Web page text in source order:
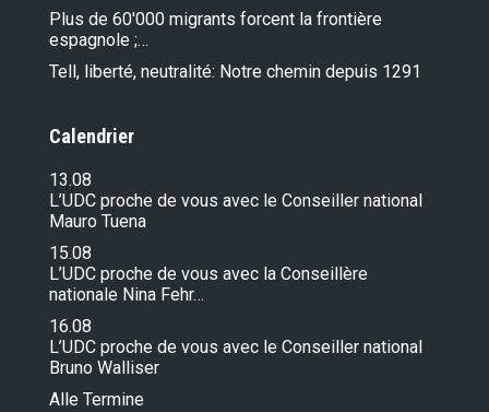
Plus de 60'000 migrants forcent la frontière
espagnole ;…
Tell, liberté, neutralité: Notre chemin depuis 1291
Calendrier
13.08
L’UDC proche de vous avec le Conseiller national
Mauro Tuena
15.08
L’UDC proche de vous avec la Conseillère
nationale Nina Fehr…
16.08
L’UDC proche de vous avec le Conseiller national
Bruno Walliser
Alle Termine